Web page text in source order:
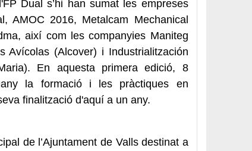
Dual s’hi han sumat les empreses
AMOC 2016, Metalcam Mechanical
així com les companyies Maniteg
Avícolas (Alcover) i Industrialitzación
En aquesta primera edició, 8
la formació i les pràctiques en
finalització d'aquí a un any.
de l’Ajuntament de Valls destinat a